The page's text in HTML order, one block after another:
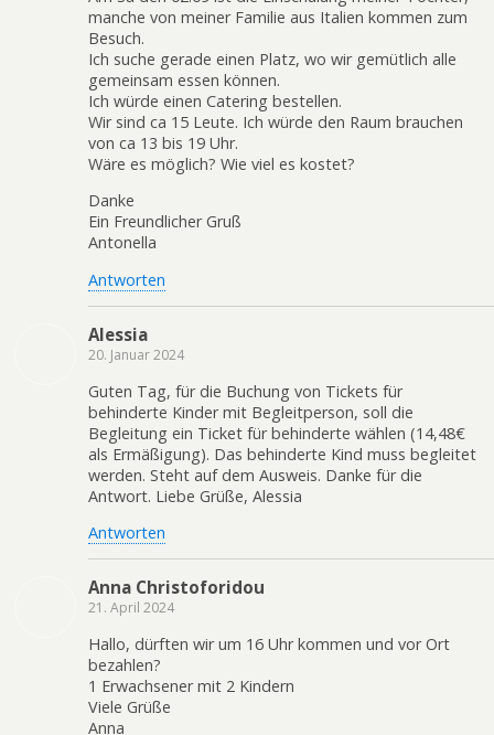
manche von meiner Familie aus Italien kommen zum
Besuch.
Ich suche gerade einen Platz, wo wir gemütlich alle
gemeinsam essen können.
Ich würde einen Catering bestellen.
Wir sind ca 15 Leute. Ich würde den Raum brauchen
von ca 13 bis 19 Uhr.
Wäre es möglich? Wie viel es kostet?
Danke
Ein Freundlicher Gruß
Antonella
Antworten
Alessia
20. Januar 2024
Guten Tag, für die Buchung von Tickets für
behinderte Kinder mit Begleitperson, soll die
Begleitung ein Ticket für behinderte wählen (14,48€
als Ermäßigung). Das behinderte Kind muss begleitet
werden. Steht auf dem Ausweis. Danke für die
Antwort. Liebe Grüße, Alessia
Antworten
Anna Christoforidou
21. April 2024
Hallo, dürften wir um 16 Uhr kommen und vor Ort
bezahlen?
1 Erwachsener mit 2 Kindern
Viele Grüße
Anna